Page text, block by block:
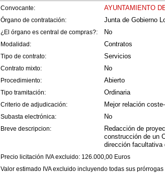
Convocante: AYUNTAMIENTO
Órgano de contratación: Junta de Gobierno
¿El órgano es central de compras?: No
Modalidad: Contratos
Tipo de contrato: Servicios
Contrato mixto: No
Procedimiento: Abierto
Tipo tramitación: Ordinaria
Criterio de adjudicación: Mejor relación
Subasta electrónica: No
Breve descripcion:
Redacción de
construcción de un
dirección facultativa
Precio licitación IVA excluido: 126.000,00 Euros
Valor estimado IVA excluido incluyendo todas sus